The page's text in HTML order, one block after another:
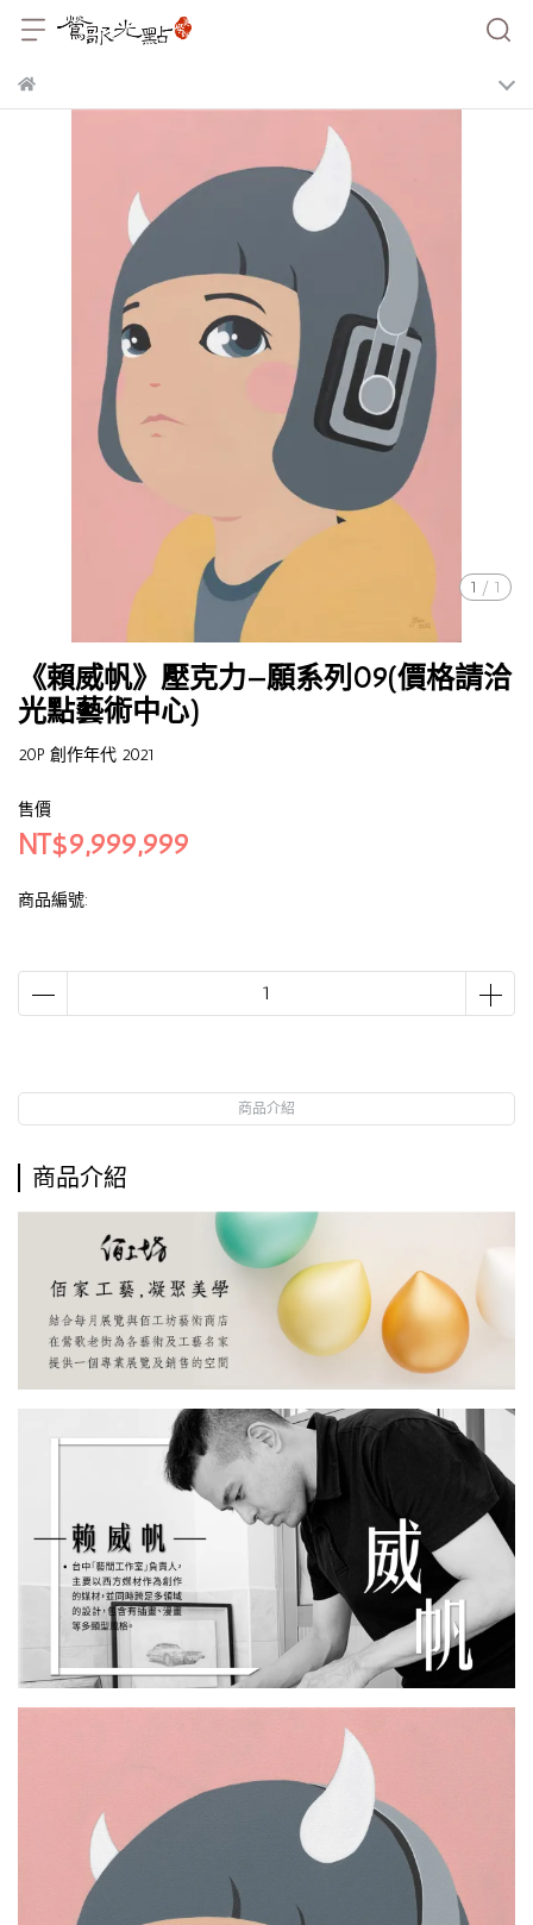
1 / 1
《賴威帆》壓克力—願系列09(價格請洽
光點藝術中心)
20P 創作年代 2021
售價
NT$9,999,999
商品編號:
商品介紹
商品介紹